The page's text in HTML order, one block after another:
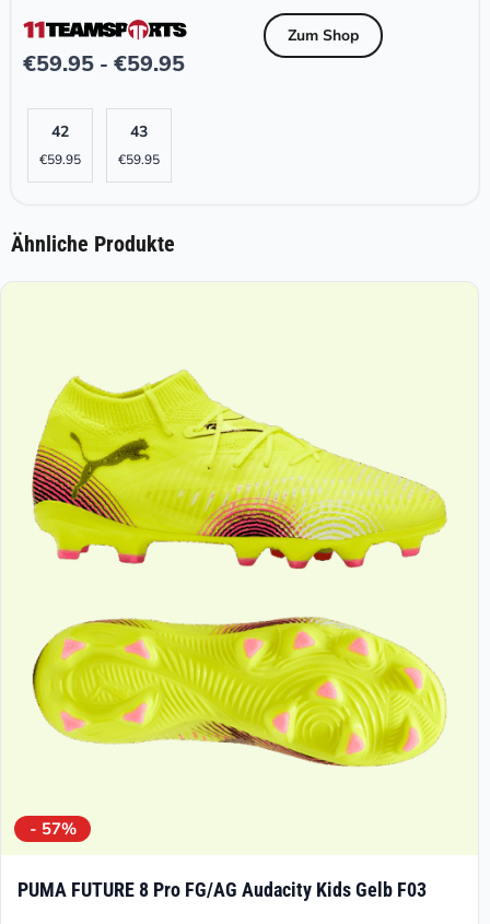
€59.95 - €59.95
Zum Shop
42
€59.95
43
€59.95
Ähnliche Produkte
- 57%
PUMA FUTURE 8 Pro FG/AG Audacity Kids Gelb F03